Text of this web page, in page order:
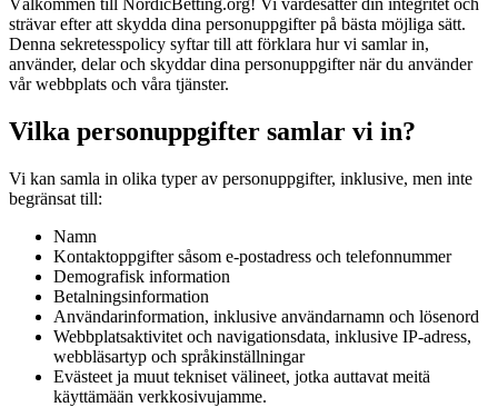
strävar efter att skydda dina personuppgifter på bästa möjliga sätt.
Denna sekretesspolicy syftar till att förklara hur vi samlar in,
använder, delar och skyddar dina personuppgifter när du använder
vår webbplats och våra tjänster.
Vilka personuppgifter samlar vi in?
Vi kan samla in olika typer av personuppgifter, inklusive, men inte
begränsat till:
Namn
Kontaktoppgifter såsom e-postadress och telefonnummer
Demografisk information
Betalningsinformation
Användarinformation, inklusive användarnamn och lösenord
Webbplatsaktivitet och navigationsdata, inklusive IP-adress,
webbläsartyp och språkinställningar
Evästeet ja muut tekniset välineet, jotka auttavat meitä
käyttämään verkkosivujamme.